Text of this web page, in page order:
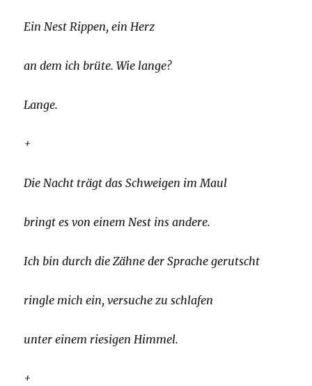
Ein Nest Rippen, ein Herz
an dem ich brüte. Wie lange?
Lange.
+
Die Nacht trägt das Schweigen im Maul
bringt es von einem Nest ins andere.
Ich bin durch die Zähne der Sprache gerutscht
ringle mich ein, versuche zu schlafen
unter einem riesigen Himmel.
+